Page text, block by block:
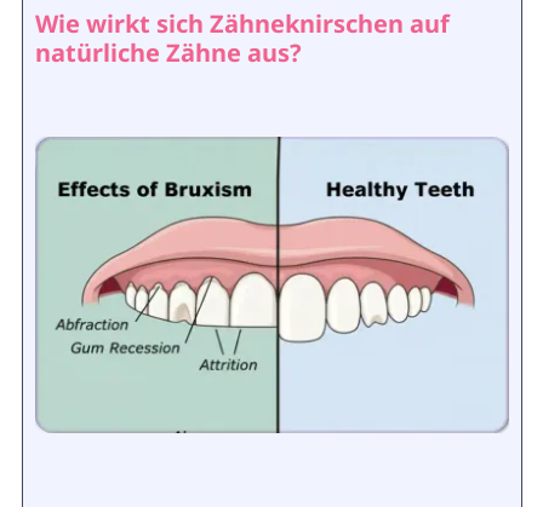
Wie wirkt sich Zähneknirschen auf
natürliche Zähne aus?